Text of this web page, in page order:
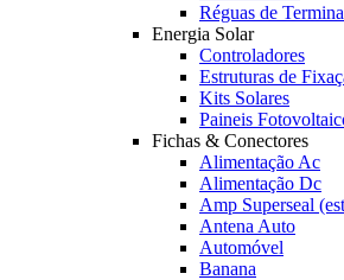
Réguas de
Energia Solar
Controladores
Estruturas de
Kits Solares
Paineis
Fichas & Conectores
Alimentação Ac
Alimentação Dc
Amp Superseal
Antena Auto
Automóvel
Banana